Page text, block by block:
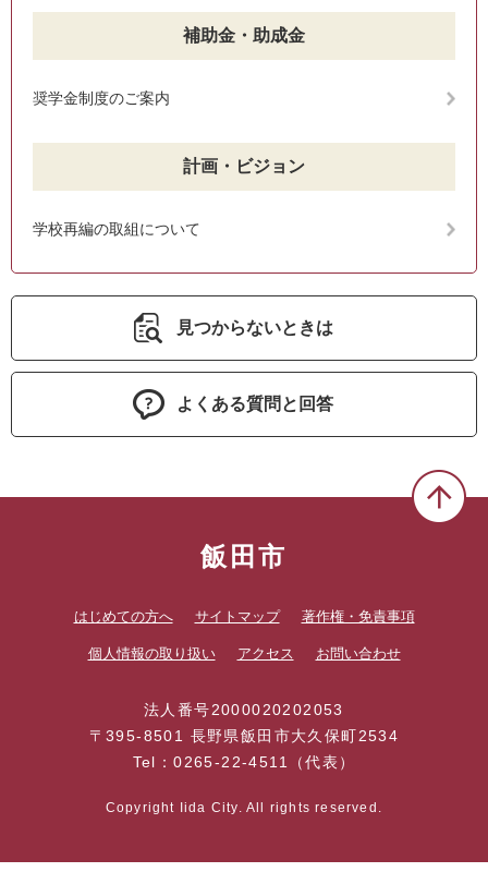
補助金・助成金
奨学金制度のご案内
計画・ビジョン
学校再編の取組について
見つからないときは
よくある質問と回答
飯田市
はじめての方へ サイトマップ 著作権・免責事項
個人情報の取り扱い アクセス お問い合わせ
法人番号2000020202053
〒395-8501 長野県飯田市大久保町2534
Tel：0265-22-4511（代表）
Copyright Iida City. All rights reserved.